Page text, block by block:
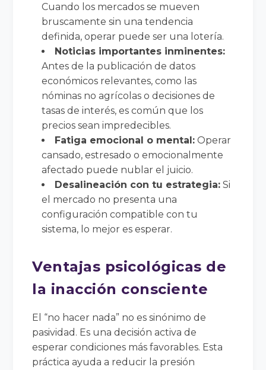
Cuando los mercados se mueven
bruscamente sin una tendencia
definida, operar puede ser una lotería.
Noticias importantes inminentes:
Antes de la publicación de datos
económicos relevantes, como las
nóminas no agrícolas o decisiones de
tasas de interés, es común que los
precios sean impredecibles.
Fatiga emocional o mental: Operar
cansado, estresado o emocionalmente
afectado puede nublar el juicio.
Desalineación con tu estrategia: Si
el mercado no presenta una
configuración compatible con tu
sistema, lo mejor es esperar.
Ventajas psicológicas de
la inacción consciente
El “no hacer nada” no es sinónimo de
pasividad. Es una decisión activa de
esperar condiciones más favorables. Esta
práctica ayuda a reducir la presión